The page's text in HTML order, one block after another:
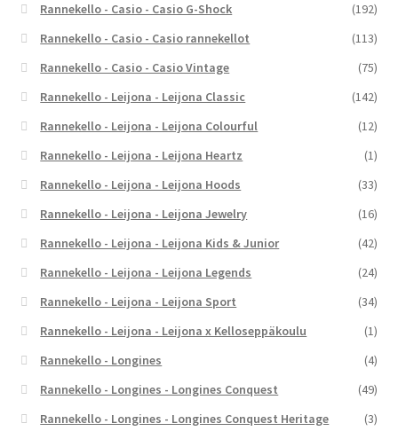
Rannekello - Casio - Casio G-Shock
(192)
Rannekello - Casio - Casio rannekellot
(113)
Rannekello - Casio - Casio Vintage
(75)
Rannekello - Leijona - Leijona Classic
(142)
Rannekello - Leijona - Leijona Colourful
(12)
Rannekello - Leijona - Leijona Heartz
(1)
Rannekello - Leijona - Leijona Hoods
(33)
Rannekello - Leijona - Leijona Jewelry
(16)
Rannekello - Leijona - Leijona Kids & Junior
(42)
Rannekello - Leijona - Leijona Legends
(24)
Rannekello - Leijona - Leijona Sport
(34)
Rannekello - Leijona - Leijona x Kelloseppäkoulu
(1)
Rannekello - Longines
(4)
Rannekello - Longines - Longines Conquest
(49)
Rannekello - Longines - Longines Conquest Heritage
(3)